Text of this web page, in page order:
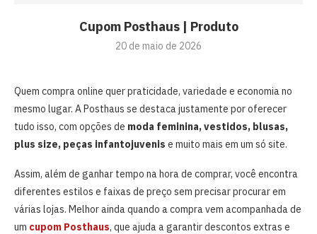
Cupom Posthaus | Produto
20 de maio de 2026
Quem compra online quer praticidade, variedade e economia no
mesmo lugar. A Posthaus se destaca justamente por oferecer
tudo isso, com opções de moda feminina, vestidos, blusas,
plus size, peças infantojuvenis e muito mais em um só site.
Assim, além de ganhar tempo na hora de comprar, você encontra
diferentes estilos e faixas de preço sem precisar procurar em
várias lojas. Melhor ainda quando a compra vem acompanhada de
um cupom Posthaus, que ajuda a garantir descontos extras e